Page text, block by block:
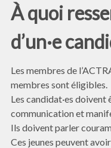
À quoi
d’un·e
Les membres de
membres sont éligibles.
Les candidat·es doivent
communication et
Ils doivent parler
Ces jeunes peuvent